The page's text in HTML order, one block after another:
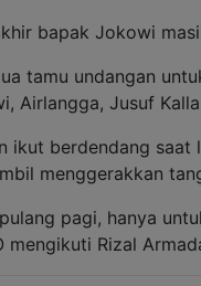
bapak Jokowi
tamu undangan
Airlangga, Jusuf
ikut berdendang
menggerakkan
pagi, hanya
mengikuti Rizal